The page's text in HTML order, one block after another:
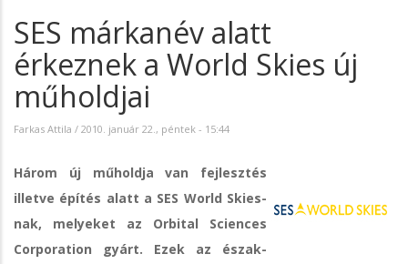
SES márkanév alatt
érkeznek a World Skies új
műholdjai
Farkas Attila / 2010. január 22., péntek - 15:44
Három új műholdja van fejlesztés
illetve építés alatt a SES World Skies-
nak, melyeket az Orbital Sciences
Corporation gyárt. Ezek az észak-